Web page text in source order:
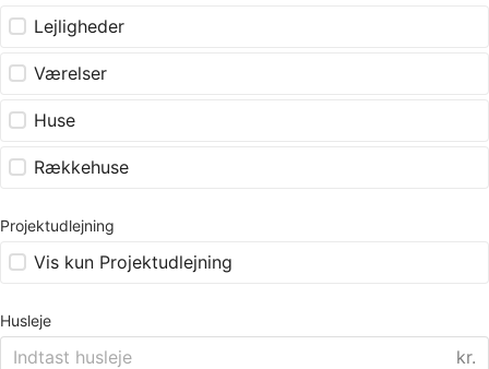
Lejligheder
Værelser
Huse
Rækkehuse
Projektudlejning
Vis kun Projektudlejning
Husleje
kr.